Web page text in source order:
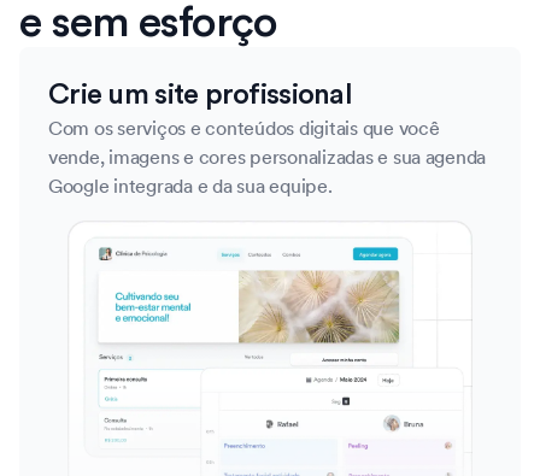
e sem esforço
Crie um site profissional
Com os serviços e conteúdos digitais que você
vende, imagens e cores personalizadas e sua agenda
Google integrada e da sua equipe.